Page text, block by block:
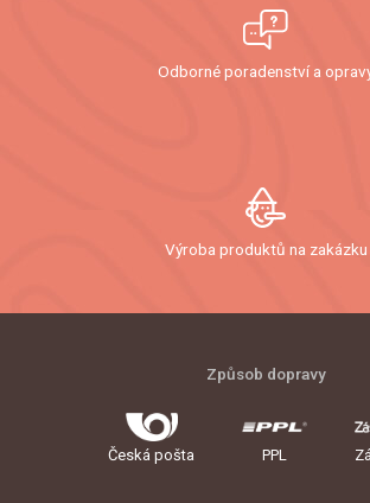
Odborné poradenství a
Výroba produktů na zakázku
Způsob dopravy
Česká pošta PPL